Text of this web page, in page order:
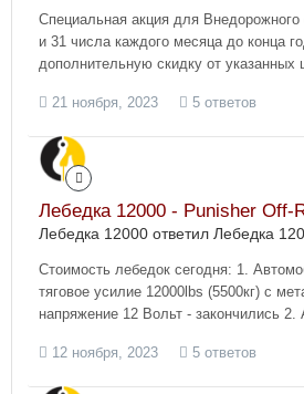
Специальная акция для
и 31 числа каждого месяца до конца
дополнительную скидку от
21 ноября, 2023 5 ответов
Лебедка 12000 - Punisher Off-
Лебедка 12000 ответил Лебедка
Стоимость лебедок сегодня: 1.
тяговое усилие 12000lbs (5500кг) с
напряжение 12 Вольт - закончились 2.
12 ноября, 2023 5 ответов